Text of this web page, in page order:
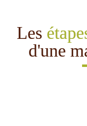
Les
d'une